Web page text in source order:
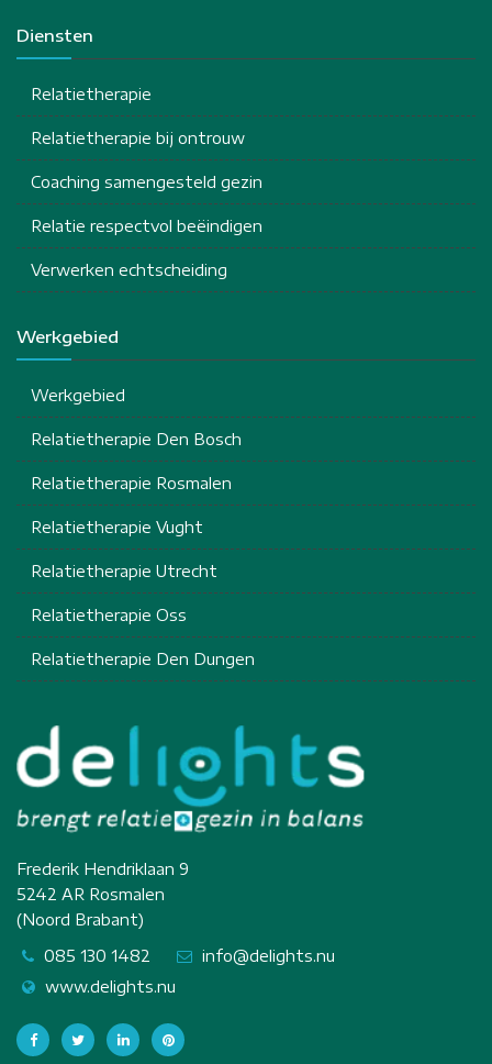
Diensten
Relatietherapie
Relatietherapie bij ontrouw
Coaching samengesteld gezin
Relatie respectvol beëindigen
Verwerken echtscheiding
Werkgebied
Werkgebied
Relatietherapie Den Bosch
Relatietherapie Rosmalen
Relatietherapie Vught
Relatietherapie Utrecht
Relatietherapie Oss
Relatietherapie Den Dungen
Frederik Hendriklaan 9
5242 AR Rosmalen
(Noord Brabant)
085 130 1482
info@delights.nu
www.delights.nu